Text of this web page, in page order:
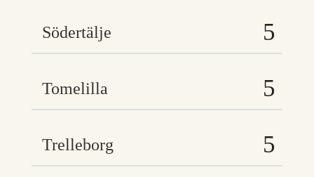
Södertälje
Tomelilla
Trelleborg